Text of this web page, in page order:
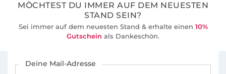
MÖCHTEST DU IMMER AUF DEM NEUESTEN
STAND SEIN?
Sei immer auf dem neuesten Stand & erhalte einen 10%
Gutschein als Dankeschön.
Deine Mail-Adresse